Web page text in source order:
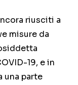
riusciti a
misure da
19, e in
una parte